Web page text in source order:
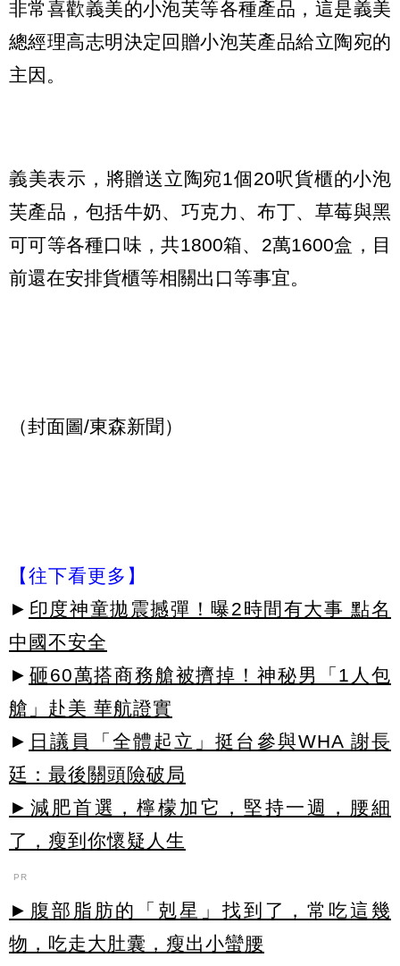
非常喜歡義美的小泡芙等各種產品，這是義美
總經理高志明決定回贈小泡芙產品給立陶宛的
主因。
義美表示，將贈送立陶宛1個20呎貨櫃的小泡
芙產品，包括牛奶、巧克力、布丁、草莓與黑
可可等各種口味，共1800箱、2萬1600盒，目
前還在安排貨櫃等相關出口等事宜。
（封面圖/東森新聞）
【往下看更多】
► 印度神童拋震撼彈！曝2時間有大事 點名
中國不安全
► 砸60萬搭商務艙被擠掉！神秘男「1人包
艙」赴美 華航證實
► 日議員「全體起立」挺台參與WHA 謝長
廷：最後關頭險破局
►減肥首選，檸檬加它，堅持一週，腰細
了，瘦到你懷疑人生
PR
►腹部脂肪的「剋星」找到了，常吃這幾
物，吃走大肚囊，瘦出小蠻腰